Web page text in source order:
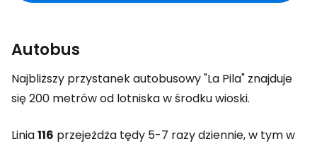
Autobus
Najbliższy przystanek autobusowy "La Pila" znajduje
się 200 metrów od lotniska w środku wioski.
Linia116 przejeżdża tędy 5-7 razy dziennie, w tym w